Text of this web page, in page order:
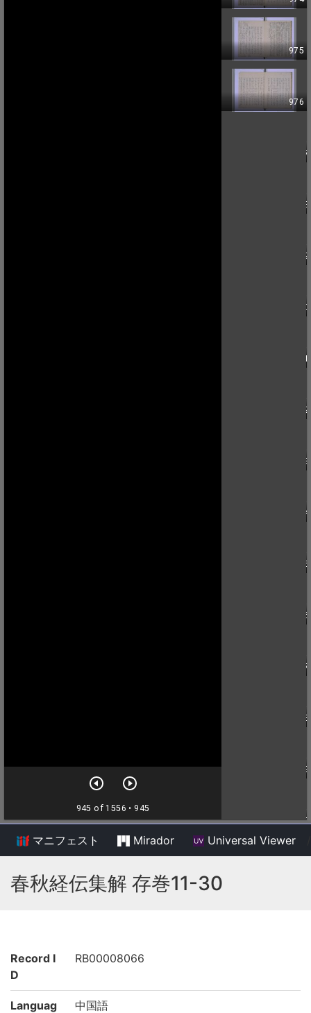
マニフェスト Mirador Universal Viewer
春秋経伝集解 存巻11-30
Record I
D
RB00008066
Languag
中国語